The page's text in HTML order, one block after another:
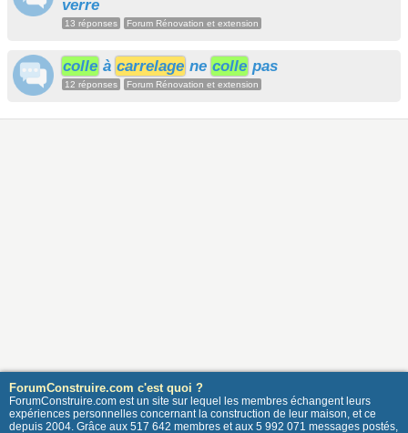
verre
13 réponses Forum Rénovation et extension
colle à carrelage ne colle pas
12 réponses Forum Rénovation et extension
ForumConstruire.com c'est quoi ?
ForumConstruire.com est un site sur lequel les membres échangent leurs
expériences personnelles concernant la construction de leur maison, et ce
depuis 2004. Grâce aux 517 642 membres et aux 5 992 071 messages postés,